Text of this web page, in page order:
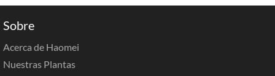
Sobre
Acerca de Haomei
Nuestras Plantas